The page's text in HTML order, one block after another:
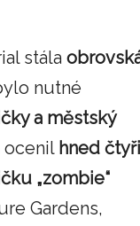
stála
nutné
a městský
ocenil hned čtyři
„zombie“
Gardens,